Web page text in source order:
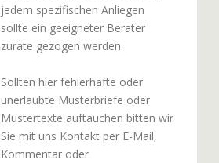
jedem spezifischen Anliegen
sollte ein geeigneter Berater
zurate gezogen werden.
Sollten hier fehlerhafte oder
unerlaubte Musterbriefe oder
Mustertexte auftauchen bitten wir
Sie mit uns Kontakt per E-Mail,
Kommentar oder